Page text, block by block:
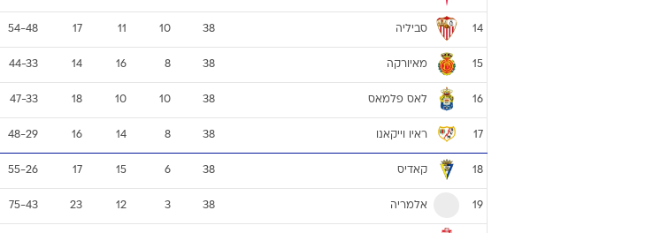
14 סביליה 38
10
11
17
54-48
15 מאיורקה 38
8
16
14
44-33
16 לאס פלמאס 38
10
10
18
47-33
17 ראיו וייקאנו 38
8
14
16
48-29
18 קאדיס 38
6
15
17
55-26
19 אלמריה 38
3
12
23
75-43